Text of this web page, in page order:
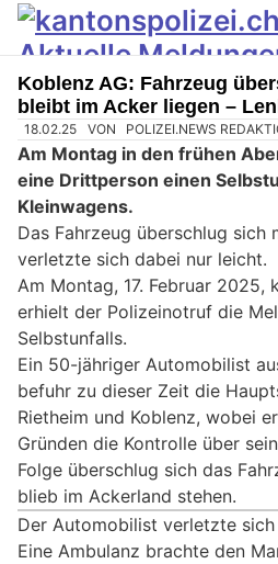
Koblenz AG: Fahrzeug
bleibt im Acker liegen –
18.02.25 VON POLIZEI.NEWS
Am Montag in den frühen
eine Drittperson einen
Kleinwagens.
Das Fahrzeug überschlug sich
verletzte sich dabei nur leicht.
Am Montag, 17. Februar 2025,
erhielt der Polizeinotruf die
Selbstunfalls.
Ein 50-jähriger Automobilist
befuhr zu dieser Zeit die
Rietheim und Koblenz, wobei
Gründen die Kontrolle über
Folge überschlug sich das
blieb im Ackerland stehen.
Der Automobilist verletzte
Eine Ambulanz brachte den